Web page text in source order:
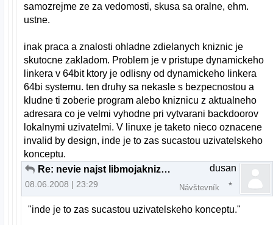
samozrejme ze za vedomosti, skusa sa oralne, ehm.
ustne.
inak praca a znalosti ohladne zdielanych kniznic je
skutocne zakladom. Problem je v pristupe dynamickeho
linkera v 64bit ktory je odlisny od dynamickeho linkera
64bi systemu. ten druhy sa nekasle s bezpecnostou a
kludne ti zoberie program alebo kniznicu z aktualneho
adresara co je velmi vyhodne pri vytvarani backdoorov
lokalnymi uzivatelmi. V linuxe je taketo nieco oznacene
invalid by design, inde je to zas sucastou uzivatelskeho
konceptu.
Re: nevie najst libmojakniznica.so v akt. adresari
08.06.2008 | 23:29
dusan
Návštevník
"inde je to zas sucastou uzivatelskeho konceptu."